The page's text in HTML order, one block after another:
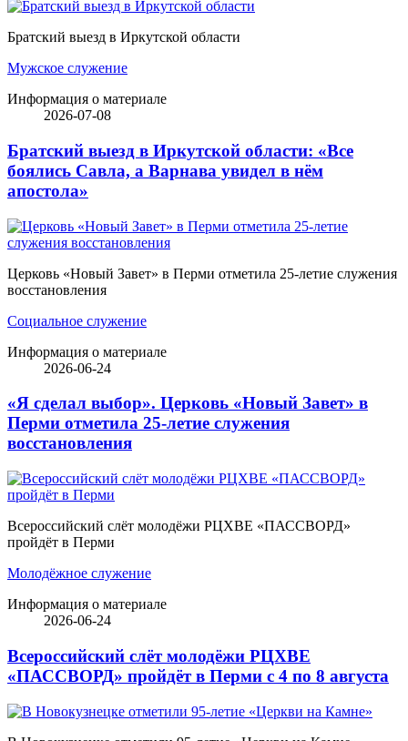
Братский выезд в Иркутской области
Мужское служение
Информация о материале
2026-07-08
Братский выезд в Иркутской области: «Все
боялись Савла, а Варнава увидел в нём
апостола»
Церковь «Новый Завет» в Перми отметила 25-летие служения
восстановления
Социальное служение
Информация о материале
2026-06-24
«Я сделал выбор». Церковь «Новый Завет» в
Перми отметила 25-летие служения
восстановления
Всероссийский слёт молодёжи РЦХВЕ «ПАССВОРД»
пройдёт в Перми
Молодёжное служение
Информация о материале
2026-06-24
Всероссийский слёт молодёжи РЦХВЕ
«ПАССВОРД» пройдёт в Перми с 4 по 8 августа